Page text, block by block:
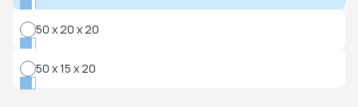
50 x 20 x 20
50 x 15 x 20